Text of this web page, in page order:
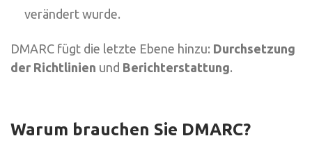
verändert wurde.
DMARC fügt die letzte Ebene hinzu: Durchsetzung
der Richtlinien und Berichterstattung.
Warum brauchen Sie DMARC?